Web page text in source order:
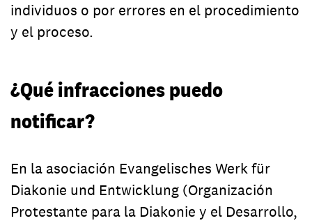
individuos o por errores en el procedimiento
y el proceso.
¿Qué infracciones puedo
notificar?
En la asociación Evangelisches Werk für
Diakonie und Entwicklung (Organización
Protestante para la Diakonie y el Desarrollo,